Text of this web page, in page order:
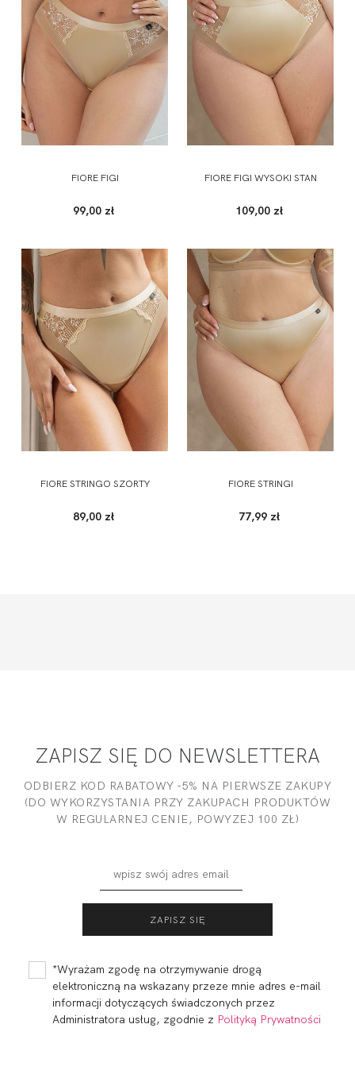
FIORE FIGI
99,00 zł
FIORE FIGI WYSOKI STAN
109,00 zł
FIORE STRINGO SZORTY
89,00 zł
FIORE STRINGI
77,99 zł
ZAPISZ SIĘ DO NEWSLETTERA
ODBIERZ KOD RABATOWY -5% NA PIERWSZE ZAKUPY
(DO WYKORZYSTANIA PRZY ZAKUPACH PRODUKTÓW
W REGULARNEJ CENIE, POWYZEJ 100 ZŁ)
*Wyrażam zgodę na otrzymywanie drogą
elektroniczną na wskazany przeze mnie adres e-mail
informacji dotyczących świadczonych przez
Administratora usług, zgodnie z Polityką Prywatności